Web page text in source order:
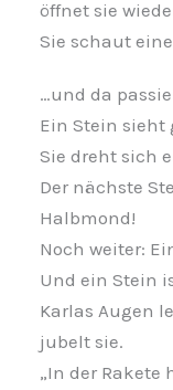
öffnet sie
Sie schaut
…und da
Ein Stein sieht
Sie dreht sich
Der nächste
Halbmond!
Noch weiter:
Und ein Stein
Karlas Augen
jubelt sie.
„In der Rakete